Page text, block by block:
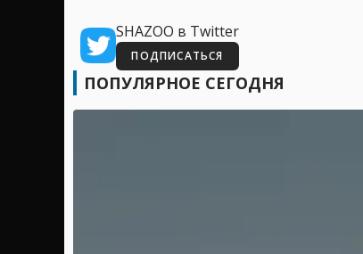
SHAZOO в Twitter
ПОДПИСАТЬСЯ
ПОПУЛЯРНОЕ СЕГОДНЯ